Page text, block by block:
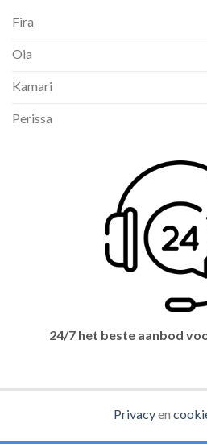
Fira
Oia
Kamari
Perissa
24/7 het beste aanbod
Privacyen